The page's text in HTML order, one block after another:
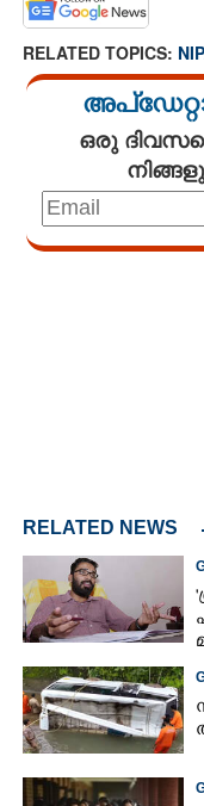
RELATED TOPICS:
ഒരു
RELATED NEWS